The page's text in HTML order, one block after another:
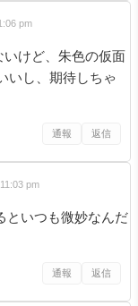
pm
いけど、朱色の仮面
いし、期待しちゃ
通報 返信
pm
といつも微妙なんだ
通報 返信